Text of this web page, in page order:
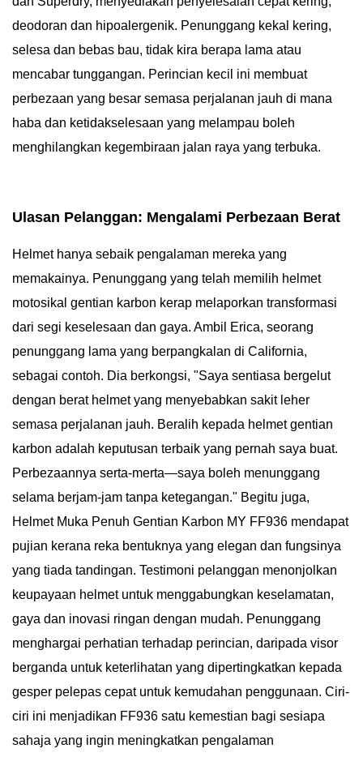
deodoran dan hipoalergenik. Penunggang kekal kering,
selesa dan bebas bau, tidak kira berapa lama atau
mencabar tunggangan. Perincian kecil ini membuat
perbezaan yang besar semasa perjalanan jauh di mana
haba dan ketidakselesaan yang melampau boleh
menghilangkan kegembiraan jalan raya yang terbuka.
Ulasan Pelanggan: Mengalami Perbezaan Berat
Helmet hanya sebaik pengalaman mereka yang
memakainya. Penunggang yang telah memilih helmet
motosikal gentian karbon kerap melaporkan transformasi
dari segi keselesaan dan gaya. Ambil Erica, seorang
penunggang lama yang berpangkalan di California,
sebagai contoh. Dia berkongsi, "Saya sentiasa bergelut
dengan berat helmet yang menyebabkan sakit leher
semasa perjalanan jauh. Beralih kepada helmet gentian
karbon adalah keputusan terbaik yang pernah saya buat.
Perbezaannya serta-merta—saya boleh menunggang
selama berjam-jam tanpa ketegangan." Begitu juga,
Helmet Muka Penuh Gentian Karbon MY FF936 mendapat
pujian kerana reka bentuknya yang elegan dan fungsinya
yang tiada tandingan. Testimoni pelanggan menonjolkan
keupayaan helmet untuk menggabungkan keselamatan,
gaya dan inovasi ringan dengan mudah. ​​Penunggang
menghargai perhatian terhadap perincian, daripada visor
berganda untuk keterlihatan yang dipertingkatkan kepada
gesper pelepas cepat untuk kemudahan penggunaan. Ciri-
ciri ini menjadikan FF936 satu kemestian bagi sesiapa
sahaja yang ingin meningkatkan pengalaman